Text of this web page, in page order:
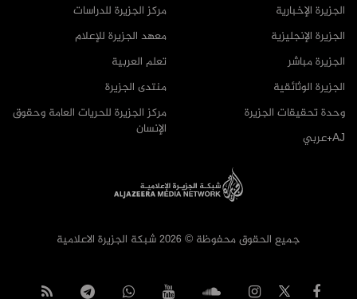
مركز الجزيرة للدراسات
معهد الجزيرة للإعلام
تعلم العربية
منتدى الجزيرة
مركز الجزيرة للحريات العامة وحقوق
الإنسان
الجزيرة الإخبارية
الجزيرة الإنجليزية
الجزيرة مباشر
الجزيرة الوثائقية
وحدة تحقيقات الجزيرة
AJ+عربي
جميع الحقوق محفوظة © 2026 شبكة الجزيرة الاعلامية